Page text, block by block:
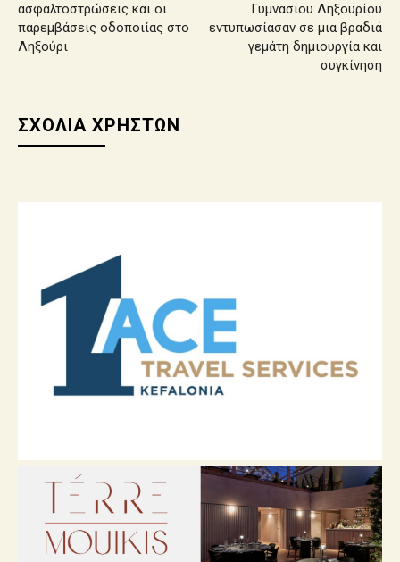
ασφαλτοστρώσεις και οι
παρεμβάσεις οδοποιίας στο
Ληξούρι
Γυμνασίου Ληξουρίου
εντυπωσίασαν σε μια βραδιά
γεμάτη δημιουργία και
συγκίνηση
ΣΧΟΛΙΑ ΧΡΗΣΤΩΝ